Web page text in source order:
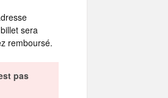
sera
remboursé.
pas